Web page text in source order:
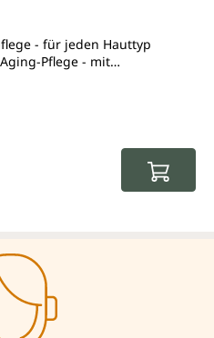
Hauttyp
Pflege - mit